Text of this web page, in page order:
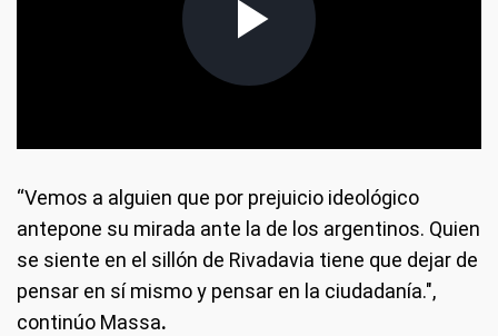
“Vemos a alguien que por prejuicio ideológico
antepone su mirada ante la de los argentinos. Quien
se siente en el sillón de Rivadavia tiene que dejar de
pensar en sí mismo y pensar en la ciudadanía.",
continúo Massa.